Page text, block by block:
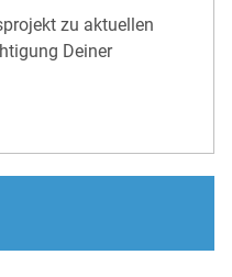
zu aktuellen
Deiner